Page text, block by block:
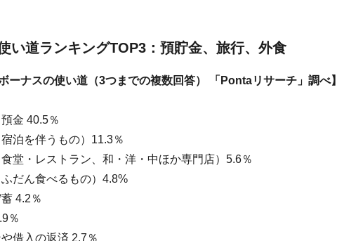
い道ランキングTOP3：預貯金、旅行、外食
ーナスの使い道（3つまでの複数回答） 「Pontaリサーチ」調べ】
金 40.5％
宿泊を伴うもの）11.3％
食堂・レストラン、和・洋・中ほか専門店）5.6％
ふだん食べるもの）4.8%
4.2％
％
や借入の返済 2.7％